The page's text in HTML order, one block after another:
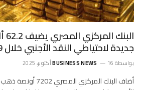
جديدة لاحتياطي النقد الأجنبي خلال 9 أشهر
بواسطة BUSINESS NEWS 16 أكتوبر، 2025
أضاف البنك المركزي